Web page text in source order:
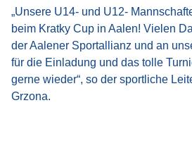
„Unsere U14- und U12-
beim Kratky Cup in Aalen! Vielen
der Aalener Sportallianz und an
für die Einladung und das tolle
gerne wieder“, so der sportliche
Grzona.